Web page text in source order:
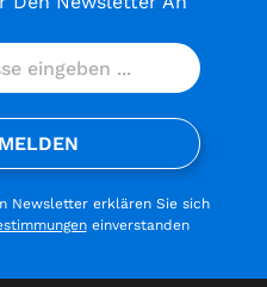
Newsletter erklären Sie sich
einverstanden